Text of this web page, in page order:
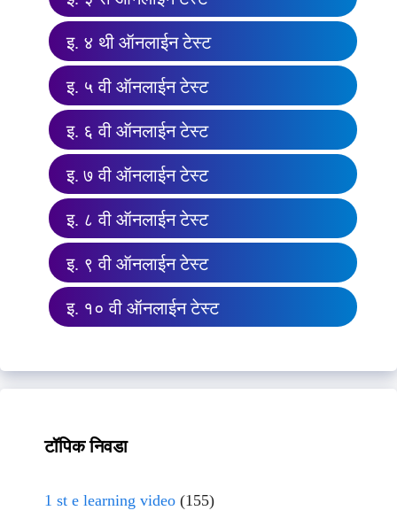
इ. ४ थी ऑनलाईन टेस्ट
इ. ५ वी ऑनलाईन टेस्ट
इ. ६ वी ऑनलाईन टेस्ट
इ. ७ वी ऑनलाईन टेस्ट
इ. ८ वी ऑनलाईन टेस्ट
इ. ९ वी ऑनलाईन टेस्ट
इ. १० वी ऑनलाईन टेस्ट
टॉपिक निवडा
1 st e learning video (155)